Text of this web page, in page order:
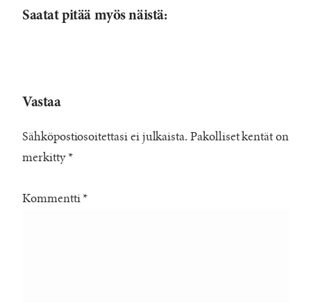
Saatat pitää myös näistä:
Vastaa
Sähköpostiosoitettasi ei julkaista. Pakolliset kentät on
merkitty *
Kommentti *